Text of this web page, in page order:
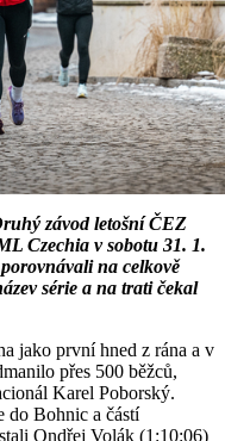
závod letošní ČEZ
Czechia v sobotu 31. 1.
na celkově
série a na trati čekal
jako první hned z rána a v
přes 500 běžců,
Karel Poborský.
do Bohnic a částí
Ondřej Volák (1:10:06)